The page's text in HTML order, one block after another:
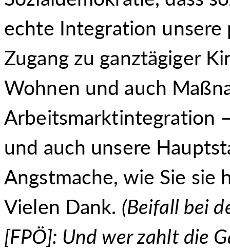
echte Integration
Zugang zu ganztägiger
Wohnen und auch
Arbeitsmarktintegration
und auch unsere
Angstmache, wie Sie sie
Vielen Dank. (Beifall bei
[FPÖ]: Und wer zahlt die